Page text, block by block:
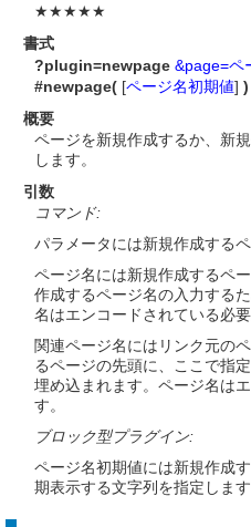
★★★★★
書式
?plugin=newpage &page=ペ
#newpage( [ページ名初期値] )
概要
ページを新規作成するか、新
します。
引数
コマンド:
パラメータには新規作成する
ページ名には新規作成するペ
作成するページ名の入力する
名はエンコードされている必要
関連ページ名にはリンク元の
るページの先頭に、ここで指
埋め込まれます。ページ名は
す。
ブロック型プラグイン:
ページ名初期値には新規作成
期表示する文字列を指定します